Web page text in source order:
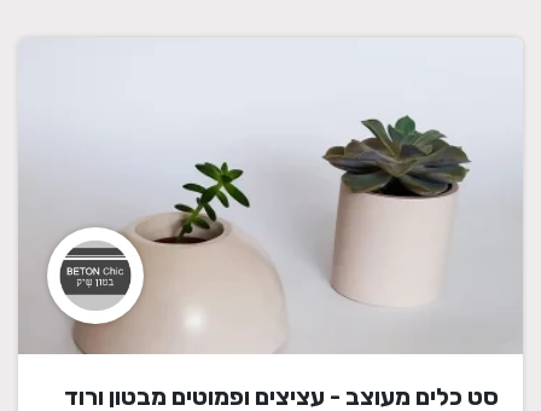
סט כלים מעוצב - עציצים ופמוטים מבטון ורוד